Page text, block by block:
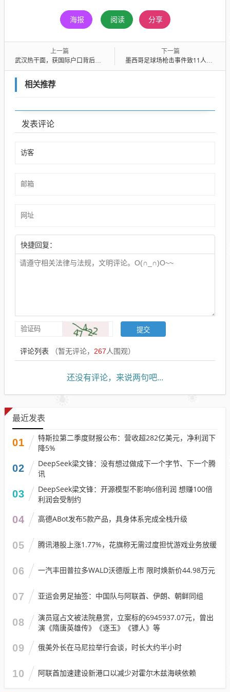
海报 阅读 分享
上一篇
武汉热干面，获国际户口背后的故事
下一篇
墨西哥足球场枪击事件致11人死亡，武装分子动机不明，警方全力搜捕凶手
相关推荐
发表评论
快捷回复：
评论列表 （暂无评论， 267人围观）
还没有评论，来说两句吧...
最近发表
01
特斯拉第二季度财报公布：营收超282亿美元，净利润下
降5%
02
DeepSeek梁文锋：没有想过做成下一个字节、下一个腾
讯
03
DeepSeek梁文锋：开源模型不影响6倍利润 想赚100倍
利润会受制约
04 高德ABot发布5款产品，具身体系完成全栈升级
05 腾讯港股上涨1.77%，花旗称无需过度担忧游戏业务放缓
06 一汽丰田普拉多WALD沃德版上市 限时焕新价44.98万元
07 亚运会男足抽签：中国队与阿联酋、伊朗、朝鲜同组
08
演员寇占文被法院悬赏，立案标的6945937.07元，曾出
演《隋唐英雄传》《逐玉》《镖人》等
09 俄美外长在马尼拉举行会谈，时长大约半小时
10 阿联酋加速建设新港口以减少对霍尔木兹海峡依赖